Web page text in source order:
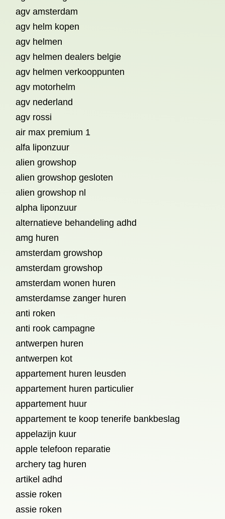
agv amsterdam
agv helm kopen
agv helmen
agv helmen dealers belgie
agv helmen verkooppunten
agv motorhelm
agv nederland
agv rossi
air max premium 1
alfa liponzuur
alien growshop
alien growshop gesloten
alien growshop nl
alpha liponzuur
alternatieve behandeling adhd
amg huren
amsterdam growshop
amsterdam growshop
amsterdam wonen huren
amsterdamse zanger huren
anti roken
anti rook campagne
antwerpen huren
antwerpen kot
appartement huren leusden
appartement huren particulier
appartement huur
appartement te koop tenerife bankbeslag
appelazijn kuur
apple telefoon reparatie
archery tag huren
artikel adhd
assie roken
assie roken